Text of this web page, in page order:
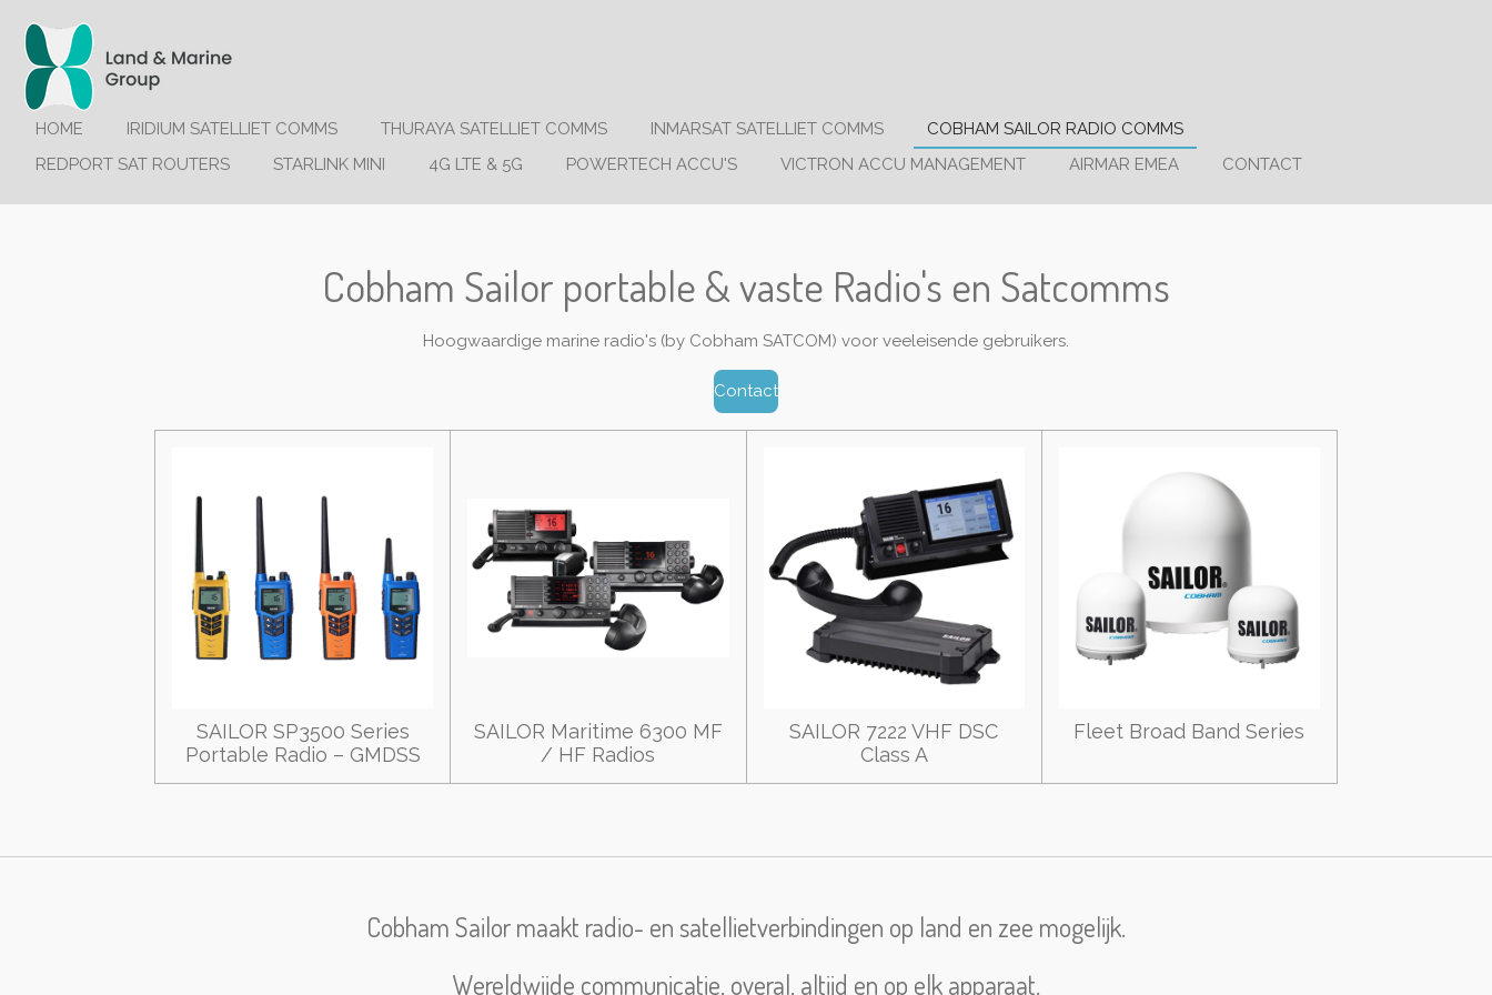
Ga
direct
naar
de
hoofdinhoud
HOME IRIDIUM SATELLIET COMMS THURAYA SATELLIET COMMS INMARSAT SATELLIET COMMS
COBHAM SAILOR RADIO COMMS
REDPORT SAT ROUTERS
STARLINK MINI 4G LTE & 5G POWERTECH ACCU'S VICTRON ACCU MANAGEMENT AIRMAR EMEA CONTACT
Cobham Sailor portable & vaste Radio's en Satcomms
Hoogwaardige marine radio's (by Cobham SATCOM) voor veeleisende gebruikers.
Contact
SAILOR SP3500 Series
Portable Radio – GMDSS
SAILOR Maritime 6300 MF
/ HF Radios
SAILOR 7222 VHF DSC
Class A
Fleet Broad Band Series
Cobham Sailor maakt radio- en satellietverbindingen op land en zee mogelijk.
Wereldwijde communicatie, overal, altijd en op elk apparaat.